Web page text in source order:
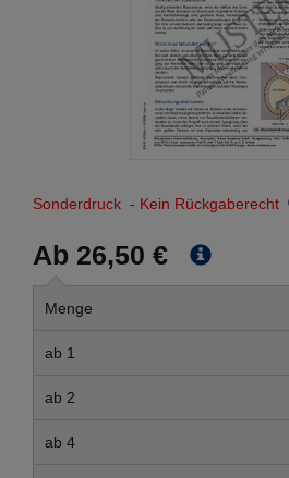
Sonderdruck - Kein Rückgaberecht
Ab 26,50 €
Menge
ab 1
ab 2
ab 4